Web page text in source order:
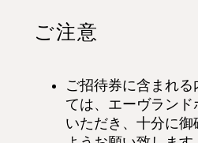
ご注意
ご招待券に含まれ
ては、エーヴラン
いただき、十分に